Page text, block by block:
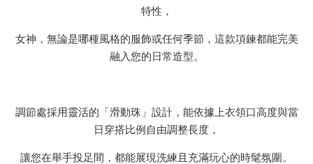
特性，
女神，無論是哪種風格的服飾或任何季節，這款項鍊都能完美
融入您的日常造型。
調節處採用靈活的「滑動珠」設計，能依據上衣領口高度與當
日穿搭比例自由調整長度，
讓您在舉手投足間，都能展現洗練且充滿玩心的時髦氛圍。